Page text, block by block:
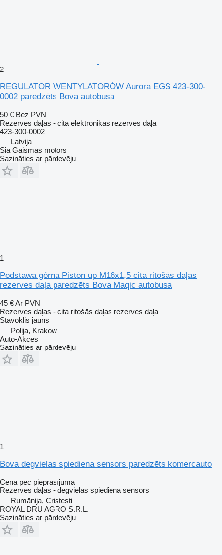
2
REGULATOR WENTYLATORÓW Aurora EGS 423-300-
0002 paredzēts Bova autobusa
50 € Bez PVN
Rezerves daļas - cita elektronikas rezerves daļa
423-300-0002
Latvija
Sia Gaismas motors
Sazināties ar pārdevēju
1
Podstawa górna Piston up M16x1,5 cita ritošās daļas
rezerves daļa paredzēts Bova Maqic autobusa
45 €Ar PVN
Rezerves daļas - cita ritošās daļas rezerves daļa
Stāvoklis jauns
Polija, Krakow
Auto-Akces
Sazināties ar pārdevēju
1
Bova degvielas spiediena sensors paredzēts komercauto
Cena pēc pieprasījuma
Rezerves daļas - degvielas spiediena sensors
Rumānija, Cristesti
ROYAL DRU AGRO S.R.L.
Sazināties ar pārdevēju